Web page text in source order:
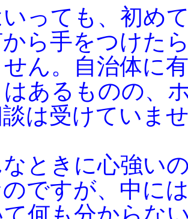
っても、初め
ら手をつけた
ん。自治体に
はあるものの、
は受けていま
ときに心強い
ですが、中に